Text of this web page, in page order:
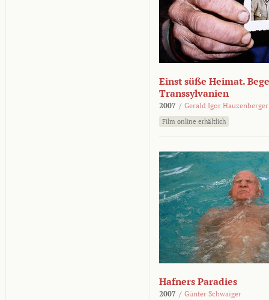
Einst süße Heimat.
Transsylvanien
2007 / Gerald Igor Hauzenberger
Film online erhältlich
Hafners Paradies
2007 / Günter Schwaiger